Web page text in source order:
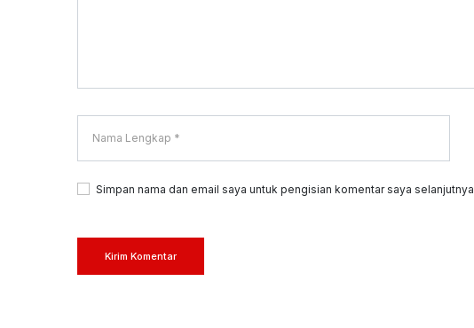
Simpan nama dan email saya untuk pengisian komentar saya selanjutnya
Kirim Komentar